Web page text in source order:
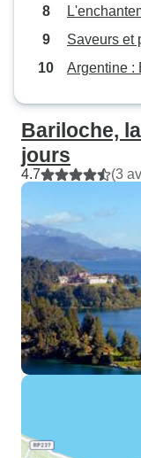
Saveurs et
Argentine :
Bariloche,
jours
4.7 (3